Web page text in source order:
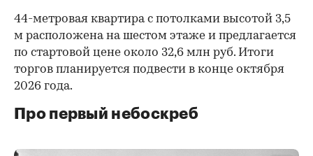
44-метровая квартира с потолками высотой 3,5
м расположена на шестом этаже и предлагается
по стартовой цене около 32,6 млн руб. Итоги
торгов планируется подвести в конце октября
2026 года.
Про первый небоскреб